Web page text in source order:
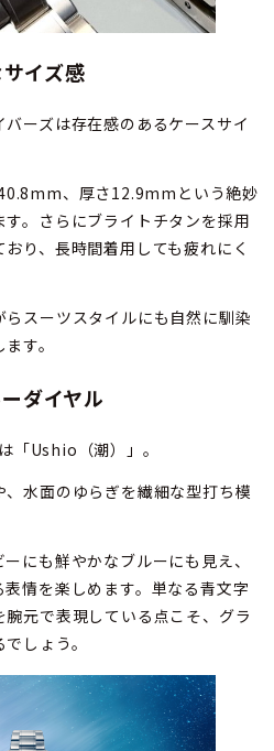
イズ感
ーズは存在感のあるケースサイ
、厚さ12.9mmという絶妙
。さらにブライトチタンを採用
り、長時間着用しても疲れにく
スーツスタイルにも自然に馴染
す。
ダイヤル
「Ushio（潮）」。
水面のゆらぎを繊細な型打ち模
にも鮮やかなブルーにも見え、
情を楽しめます。単なる青文字
元で表現している点こそ、グラ
しょう。